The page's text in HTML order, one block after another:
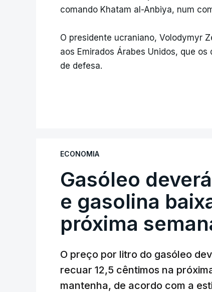
comando Khatam al-Anbiya, num
O presidente ucraniano, Volodymyr
aos Emirados Árabes Unidos, que
de defesa.
ECONOMIA
Gasóleo
e gasolina
próxima
O preço por litro do gasóleo
recuar 12,5 cêntimos na
mantenha, de acordo com a